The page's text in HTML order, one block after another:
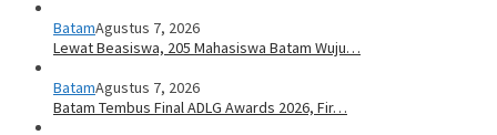
BatamAgustus 7, 2026
Lewat Beasiswa, 205 Mahasiswa Batam Wuju…
BatamAgustus 7, 2026
Batam Tembus Final ADLG Awards 2026, Fir…